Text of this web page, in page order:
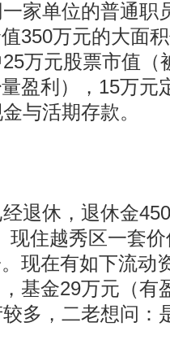
家单位的普通职
350万元的大面
万元股票市值（
盈利），15万元
与活期存款。
休，退休金
现住越秀区一套
现在有如下流动
基金29万元（有
多，二老想问：